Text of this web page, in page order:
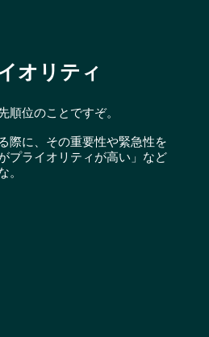
オリティ
順位のことですぞ。
際に、その重要性や緊急性を
プライオリティが高い」など
。